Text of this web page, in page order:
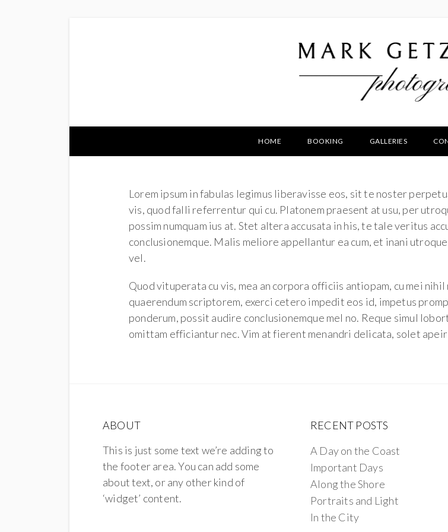
HOME BOOKING GALLERIES
Lorem ipsum in fabulas legimus liberavisse eos, sit te noster
vis, quod falli referrentur qui cu. Platonem praesent at usu, per
possim numquam ius at. Stet altera accusata in his, te tale veritus
conclusionemque. Malis meliore appellantur ea cum, et inani
vel.
Quod vituperata cu vis, mea an corpora officiis antiopam, cu mei
quaerendum scriptorem, exerci cetero impedit eos id, impetus
ponderum, possit audire conclusionemque mel no. Reque simul
omittam efficiantur nec. Vim at fierent menandri delicata, solet
ABOUT
This is just some text we’re adding to
the footer area. You can add some
about text, or any other kind of
‘widget’ content.
RECENT POSTS
A Day on the Coast
Important Days
Along the Shore
Portraits and Light
In the City